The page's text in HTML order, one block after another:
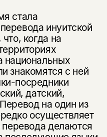
стала
инуитской
когда на
национальных
знакомятся с ней
посредники
датский,
на один из
осуществляет
делаются